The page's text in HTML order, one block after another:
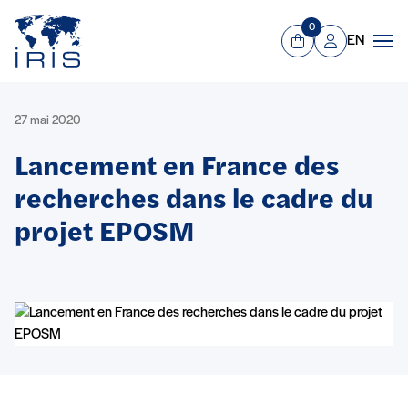
Aller au contenu principal
Panier
0
Mon compte
EN
27 mai 2020
Lancement en France des
recherches dans le cadre du
projet EPOSM